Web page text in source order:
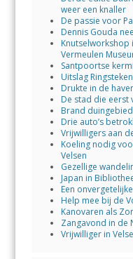
weer een knaller
De passie voor
Dennis Gouda
Knutselworkshop
Vermeulen
Santpoortse
Uitslag
Drukte in de
De stad die eerst
Brand
Drie auto’s
Vrijwilligers aan
Koeling nodig
Velsen
Gezellige
Japan in
Een
Help mee bij de
Kanovaren als
Zangavond in de
Vrijwilliger in